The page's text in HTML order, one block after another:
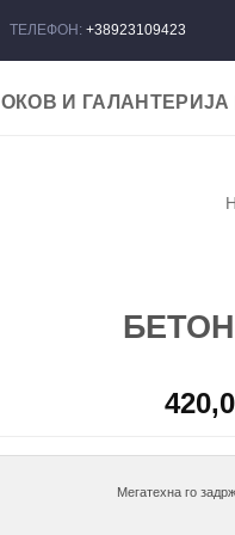
ТЕЛЕФОН: +38923109423
ОКОВ И ГАЛАНТЕРИЈА
БЕТОН
420,0
Мегатехна го